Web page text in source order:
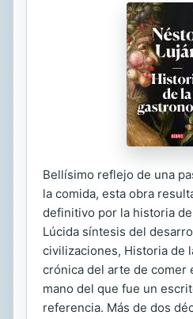
Bellísimo reflejo de una
la comida, esta obra
definitivo por la historia
Lúcida síntesis del
civilizaciones, Historia de
crónica del arte de comer
mano del que fue un
referencia. Más de dos